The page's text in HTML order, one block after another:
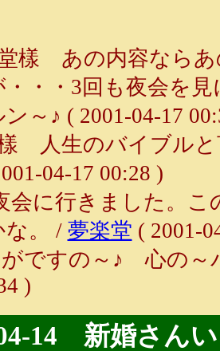
樣 あの内容ならあ
・・・3回も夜会を
～♪ ( 2001-04-17
人生のバイブルと
04-17 00:28 )
会に行きました。
な。 / 夢楽堂 ( 2001-
がですの～♪ 心の～
)
14 新婚さん